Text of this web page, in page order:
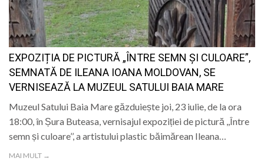
LIFE
EXPOZIȚIA DE PICTURĂ „ÎNTRE SEMN ȘI CULOARE”,
SEMNATĂ DE ILEANA IOANA MOLDOVAN, SE
VERNISEAZĂ LA MUZEUL SATULUI BAIA MARE
Muzeul Satului Baia Mare găzduiește joi, 23 iulie, de la ora
18:00, în Șura Buteasa, vernisajul expoziției de pictură ,,Între
semn și culoare’’, a artistului plastic băimărean Ileana…
MAI MULT →